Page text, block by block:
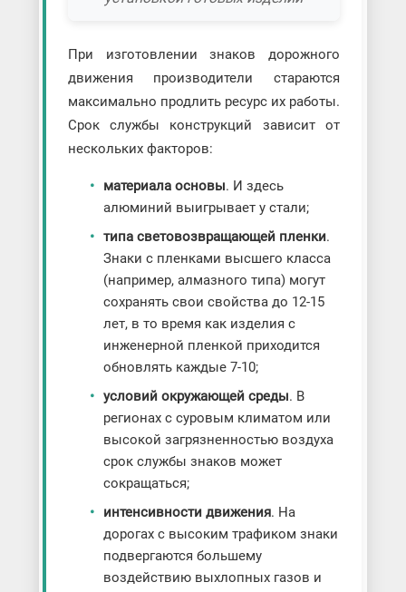
При изготовлении знаков дорожного
движения производители стараются
максимально продлить ресурс их работы.
Срок службы конструкций зависит от
нескольких факторов:
материала основы. И здесь
алюминий выигрывает у стали;
типа световозвращающей пленки.
Знаки с пленками высшего класса
(например, алмазного типа) могут
сохранять свои свойства до 12-15
лет, в то время как изделия с
инженерной пленкой приходится
обновлять каждые 7-10;
условий окружающей среды. В
регионах с суровым климатом или
высокой загрязненностью воздуха
срок службы знаков может
сокращаться;
интенсивности движения. На
дорогах с высоким трафиком знаки
подвергаются большему
воздействию выхлопных газов и